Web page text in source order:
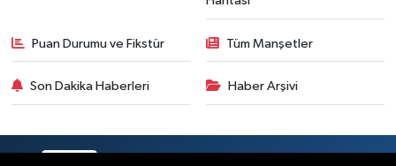
Puan Durumu ve Fikstür Tüm Manşetler
Son Dakika Haberleri Haber Arşivi